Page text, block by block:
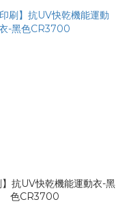
】抗UV快乾機能運動衣-黑
色CR3700